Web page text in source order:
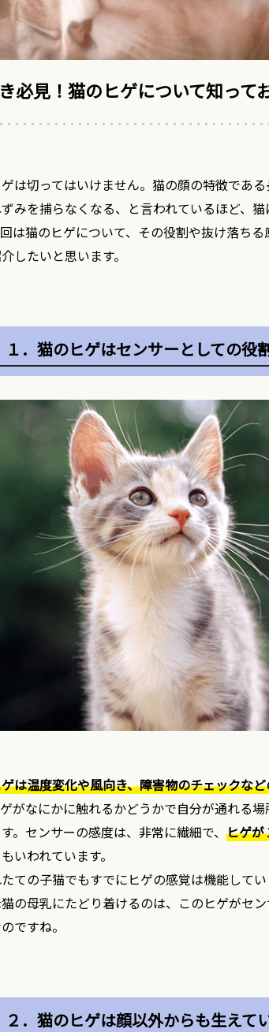
必見！猫のヒゲについて知って
は切ってはいけません。猫の顔の特徴であ
みを捕らなくなる、と言われているほど、
は猫のヒゲについて、その役割や抜け落ち
したいと思います。
１．猫のヒゲはセンサーとしての役
は温度変化や風向き、障害物のチェックな
がなにかに触れるかどうかで自分が通れる
。センサーの感度は、非常に繊細で、 ヒゲが
いわれています。
ての子猫でもすでにヒゲの感覚は機能して
の母乳にたどり着けるのは、このヒゲがセ
ですね。
２．猫のヒゲは顔以外からも生えて